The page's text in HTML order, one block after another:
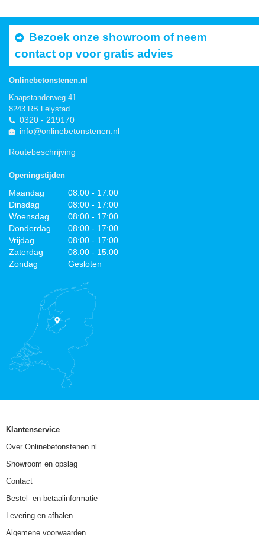
Bezoek onze showroom of neem
contact op voor gratis advies
Onlinebetonstenen.nl
Kaapstanderweg 41
8243 RB Lelystad
0320 - 219170
info@onlinebetonstenen.nl
Routebeschrijving
Openingstijden
Maandag
08:00 - 17:00
Dinsdag
08:00 - 17:00
Woensdag
08:00 - 17:00
Donderdag
08:00 - 17:00
Vrijdag
08:00 - 17:00
Zaterdag
08:00 - 15:00
Zondag
Gesloten
Klantenservice
Over Onlinebetonstenen.nl
Showroom en opslag
Contact
Bestel- en betaalinformatie
Levering en afhalen
Algemene voorwaarden